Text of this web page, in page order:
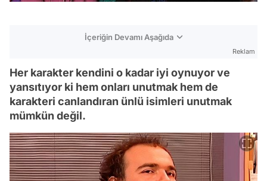
İçeriğin Devamı Aşağıda
Reklam
Her karakter kendini o kadar iyi oynuyor ve
yansıtıyor ki hem onları unutmak hem de
karakteri canlandıran ünlü isimleri unutmak
mümkün değil.